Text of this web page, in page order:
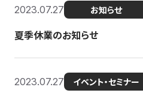
2023.07.27 お知らせ
夏季休業のお知らせ
2023.07.27 イベント・セミナー